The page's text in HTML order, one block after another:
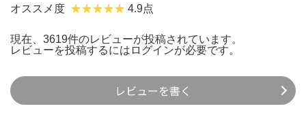
オススメ度 4.9点
現在、3619件のレビューが投稿されています。
レビューを投稿するには ログインが必要です。
レビューを書く